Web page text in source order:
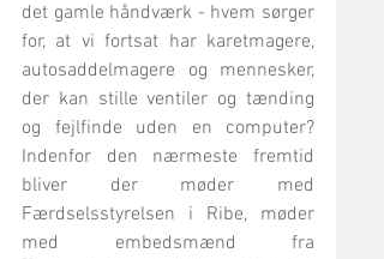
det gamle håndværk - hvem sørger
for, at vi fortsat har karetmagere,
autosaddelmagere og mennesker,
der kan stille ventiler og tænding
og fejlfinde uden en computer?
Indenfor den nærmeste fremtid
bliver der møder med
Færdselsstyrelsen i Ribe, møder
med embedsmænd fra